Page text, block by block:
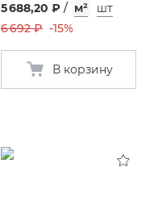
5 688,20 ₽ / м²
шт
6 692 ₽ -15%
В корзину